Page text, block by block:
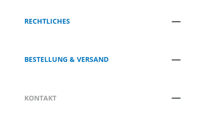
RECHTLICHES
BESTELLUNG & VERSAND
KONTAKT